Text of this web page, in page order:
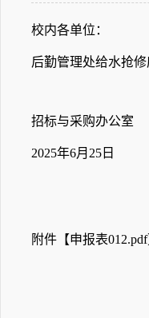
校内各单位：
后勤管理处给水抢
招标与采购办公室
2025年6月25日
附件【申报表012.pdf